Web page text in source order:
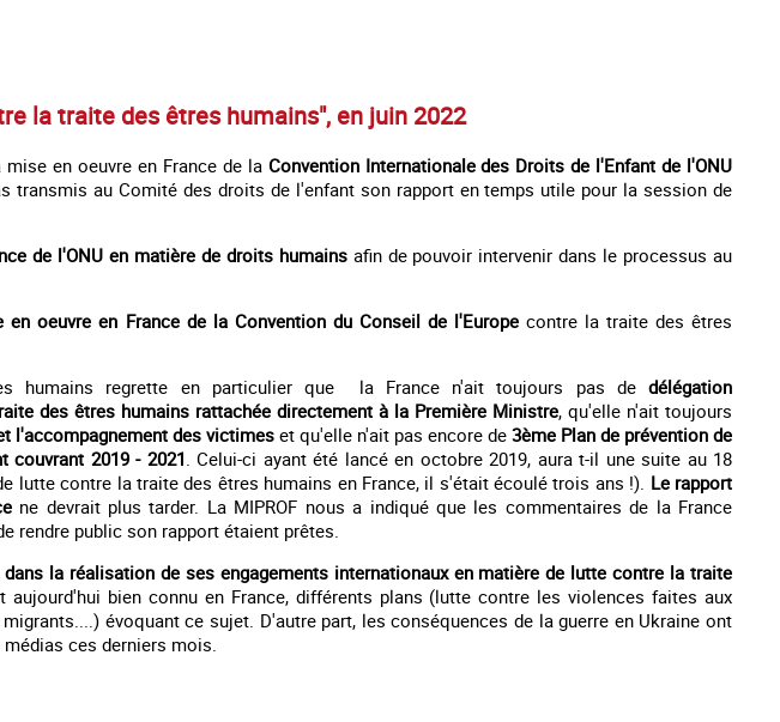
la traite des êtres humains", en juin 2022
en oeuvre en France de la Convention Internationale des Droits de l'Enfant de l'ONU
transmis au Comité des droits de l'enfant son rapport en temps utile pour la session de
de l'ONU en matière de droits humainsafin de pouvoir intervenir dans le processus au
en oeuvre en France de la Convention du Conseil de l'Europecontre la traite des êtres
humains regrette en particulier que la France n'ait toujours pas dedélégation
des êtres humains rattachée directement à la Première Ministre, qu'elle n'ait toujours
l'accompagnement des victimes et qu'elle n'ait pas encore de 3ème Plan de prévention de
couvrant 2019 - 2021 . Celui-ci ayant été lancé en octobre 2019, aura t-il une suite au 18
lutte contre la traite des êtres humains en France, il s'était écoulé trois ans !). Le rapport
ne devrait plus tarder. La MIPROF nous a indiqué que les commentaires de la France
rendre public son rapport étaient prêtes.
dans la réalisation de ses engagements internationaux en matière de lutte contre la traite
bien connu en France, différents plans (lutte contre les violences faites aux
évoquant ce sujet. D'autre part, les conséquences de la guerre en Ukraine ont
ces derniers mois.